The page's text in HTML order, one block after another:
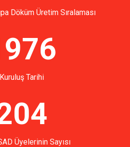
Döküm Üretim Sıralaması
Kuruluş Tarihi
Üyelerinin Sayısı